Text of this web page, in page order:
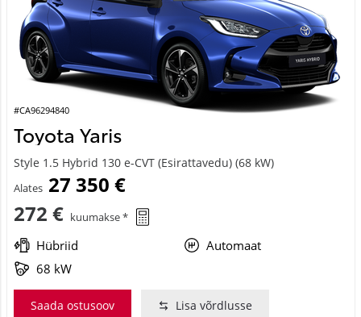
#CA96294840
Toyota Yaris
Style 1.5 Hybrid 130 e-CVT (Esirattavedu) (68 kW)
Alates 27 350 €
272 € kuumakse *
Hübriid
Automaat
68 kW
Saada ostusoov Lisa võrdlusse